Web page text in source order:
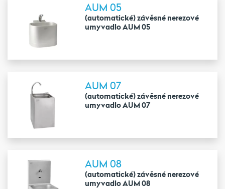
AUM 05
(automatické) závěsné nerezové
umyvadlo AUM 05
AUM 07
(automatické) závěsné nerezové
umyvadlo AUM 07
AUM 08
(automatické) závěsné nerezové
umyvadlo AUM 08